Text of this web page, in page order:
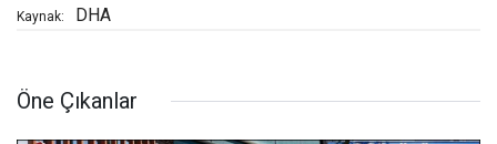
Kaynak: DHA
Öne Çıkanlar